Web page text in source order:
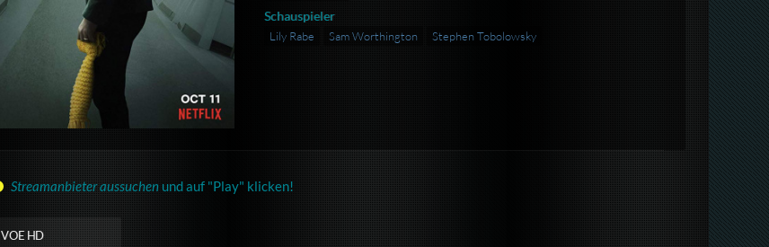
Schauspieler
Lily Rabe Sam Worthington Stephen Tobolowsky
Streamanbieter aussuchen und auf "Play" klicken!
VOE HD